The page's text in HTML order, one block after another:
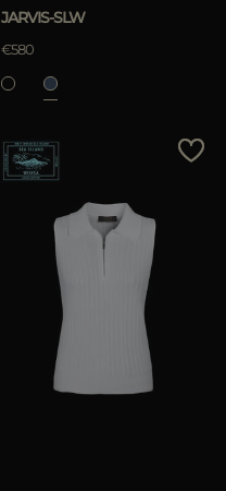
JARVIS-SLW
€580